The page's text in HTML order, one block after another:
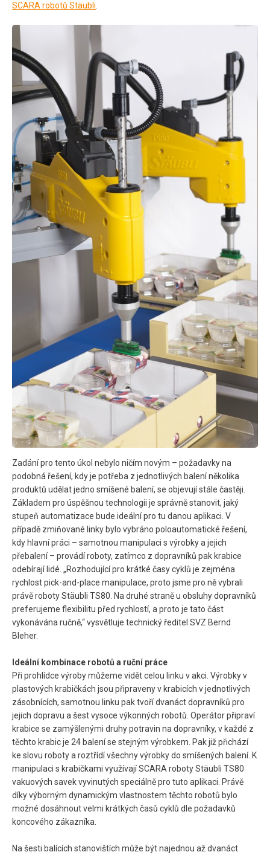
SCARA robotů Stäubli
Zadání pro tento úkol nebylo ničím novým – požadavky na
podobná řešení, kdy je potřeba z jednotlivých balení několika
produktů udělat jedno smíšené balení, se objevují stále častěji.
Základem pro úspěšnou technologii je správně stanovit, jaký
stupeň automatizace bude ideální pro tu danou aplikaci. V
případě zmiňované linky bylo vybráno poloautomatické řešení,
kdy hlavní práci – samotnou manipulaci s výrobky a jejich
přebalení – provádí roboty, zatímco z dopravníků pak krabice
odebírají lidé. „Rozhodující pro krátké časy cyklů je zejména
rychlost pick-and-place manipulace, proto jsme pro ně vybrali
právě roboty Stäubli TS80. Na druhé straně u obsluhy dopravníků
preferujeme flexibilitu před rychlostí, a proto je tato část
vykonávána ručně,“ vysvětluje technický ředitel SVZ Bernd
Bleher.
Ideální kombinace robotů a ruční práce
Při prohlídce výroby můžeme vidět celou linku v akci. Výrobky v
plastových krabičkách jsou připraveny v krabicích v jednotlivých
zásobnících, samotnou linku pak tvoří dvanáct dopravníků pro
jejich dopravu a šest vysoce výkonných robotů. Operátor připraví
krabice se zamýšlenými druhy potravin na dopravníky, v každé z
těchto krabic je 24 balení se stejným výrobkem. Pak již přichází
ke slovu roboty a roztřídí všechny výrobky do smíšených balení. K
manipulaci s krabičkami využívají SCARA roboty Stäubli TS80
vakuových savek vyvinutých speciálně pro tuto aplikaci. Právě
díky výborným dynamickým vlastnostem těchto robotů bylo
možné dosáhnout velmi krátkých časů cyklů dle požadavků
koncového zákazníka.
Na šesti balících stanovištích může být najednou až dvanáct